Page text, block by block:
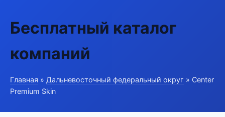
Бесплатный каталог
компаний
Главная » Дальневосточный федеральный округ » Center
Premium Skin